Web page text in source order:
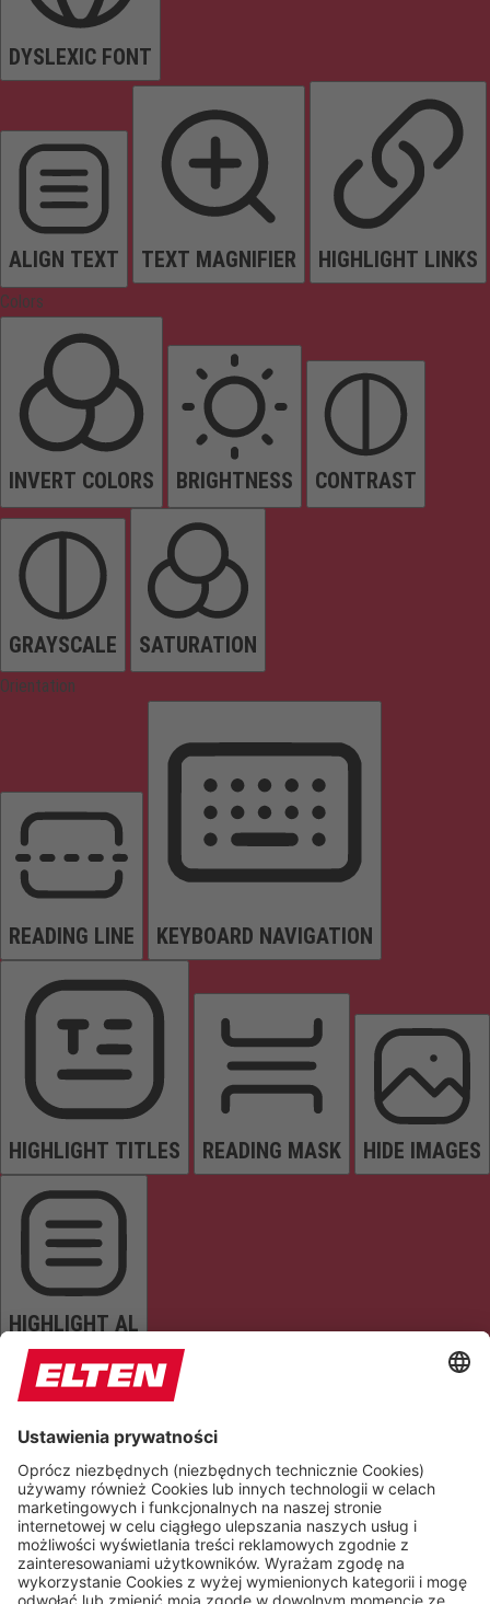
DYSLEXIC FONT
ALIGN TEXT TEXT MAGNIFIER HIGHLIGHT LINKS
Colors
INVERT COLORS BRIGHTNESS CONTRAST
GRAYSCALE SATURATION
Orientation
READING LINE KEYBOARD NAVIGATION
HIGHLIGHT TITLES READING MASK HIDE IMAGES
HIGHLIGHT AL
READ PAGE MUTE SOUNDS STOP ANIMATIONS
Reset Settings